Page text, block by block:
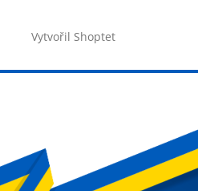
Vytvořil Shoptet